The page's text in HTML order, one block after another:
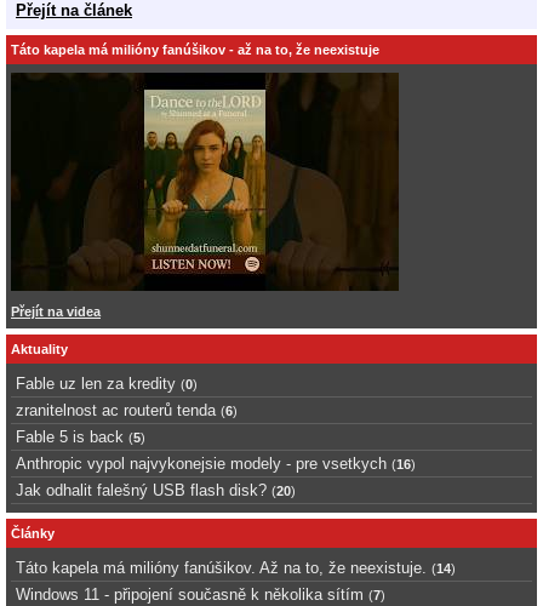
Přejít na článek
Táto kapela má milióny fanúšikov - až na to, že neexistuje
Přejít na videa
Aktuality
Fable uz len za kredity (0)
zranitelnost ac routerů tenda (6)
Fable 5 is back (5)
Anthropic vypol najvykonejsie modely - pre vsetkych (16)
Jak odhalit falešný USB flash disk? (20)
Články
Táto kapela má milióny fanúšikov. Až na to, že neexistuje. (14)
Windows 11 - připojení současně k několika sítím (7)